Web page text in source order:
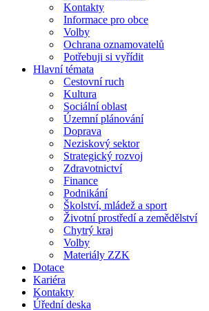
Kontakty
Informace pro obce
Volby
Ochrana oznamovatelů
Potřebuji si vyřídit
Hlavní témata
Cestovní ruch
Kultura
Sociální oblast
Územní plánování
Doprava
Neziskový sektor
Strategický rozvoj
Zdravotnictví
Finance
Podnikání
Školství, mládež a sport
Životní prostředí a zemědělství
Chytrý kraj
Volby
Materiály ZZK
Dotace
Kariéra
Kontakty
Úřední deska